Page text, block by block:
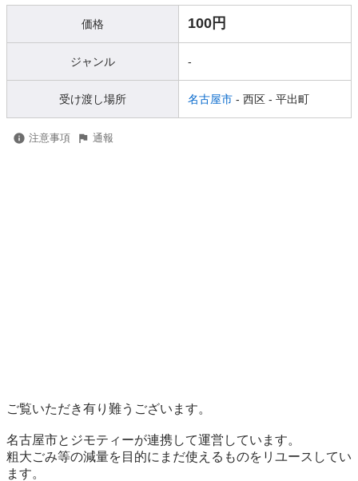
価格 100円
ジャンル -
受け渡し場所 名古屋市 - 西区 - 平出町
注意事項 通報
ご覧いただき有り難うございます。
名古屋市とジモティーが連携して運営しています。
粗⼤ごみ等の減量を⽬的にまだ使えるものをリユースしてい
ます。